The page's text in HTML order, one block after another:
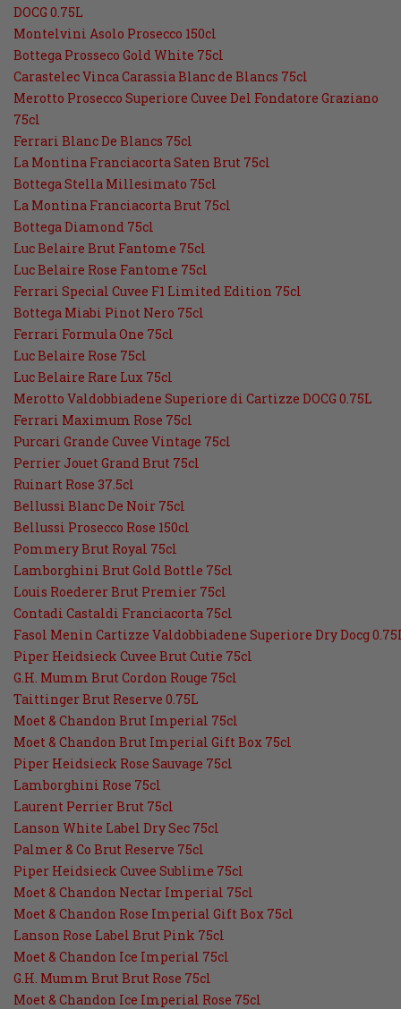
DOCG 0.75L
Montelvini Asolo Prosecco 150cl
Bottega Prosseco Gold White 75cl
Carastelec Vinca Carassia Blanc de Blancs 75cl
Merotto Prosecco Superiore Cuvee Del Fondatore Graziano
75cl
Ferrari Blanc De Blancs 75cl
La Montina Franciacorta Saten Brut 75cl
Bottega Stella Millesimato 75cl
La Montina Franciacorta Brut 75cl
Bottega Diamond 75cl
Luc Belaire Brut Fantome 75cl
Luc Belaire Rose Fantome 75cl
Ferrari Special Cuvee F1 Limited Edition 75cl
Bottega Miabi Pinot Nero 75cl
Ferrari Formula One 75cl
Luc Belaire Rose 75cl
Luc Belaire Rare Lux 75cl
Merotto Valdobbiadene Superiore di Cartizze DOCG 0.75L
Ferrari Maximum Rose 75cl
Purcari Grande Cuvee Vintage 75cl
Perrier Jouet Grand Brut 75cl
Ruinart Rose 37.5cl
Bellussi Blanc De Noir 75cl
Bellussi Prosecco Rose 150cl
Pommery Brut Royal 75cl
Lamborghini Brut Gold Bottle 75cl
Louis Roederer Brut Premier 75cl
Contadi Castaldi Franciacorta 75cl
Fasol Menin Cartizze Valdobbiadene Superiore Dry Docg
Piper Heidsieck Cuvee Brut Cutie 75cl
G.H. Mumm Brut Cordon Rouge 75cl
Taittinger Brut Reserve 0.75L
Moet & Chandon Brut Imperial 75cl
Moet & Chandon Brut Imperial Gift Box 75cl
Piper Heidsieck Rose Sauvage 75cl
Lamborghini Rose 75cl
Laurent Perrier Brut 75cl
Lanson White Label Dry Sec 75cl
Palmer & Co Brut Reserve 75cl
Piper Heidsieck Cuvee Sublime 75cl
Moet & Chandon Nectar Imperial 75cl
Moet & Chandon Rose Imperial Gift Box 75cl
Lanson Rose Label Brut Pink 75cl
Moet & Chandon Ice Imperial 75cl
G.H. Mumm Brut Brut Rose 75cl
Moet & Chandon Ice Imperial Rose 75cl